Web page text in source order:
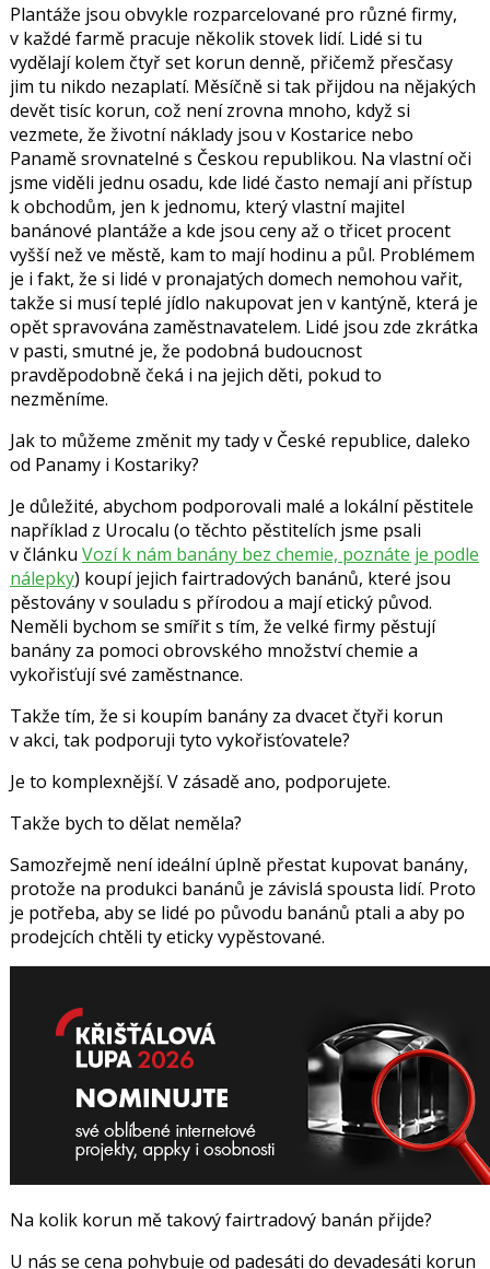
Plantáže jsou obvykle rozparcelované pro různé firmy,
v každé farmě pracuje několik stovek lidí. Lidé si tu
vydělají kolem čtyř set korun denně, přičemž přesčasy
jim tu nikdo nezaplatí. Měsíčně si tak přijdou na nějakých
devět tisíc korun, což není zrovna mnoho, když si
vezmete, že životní náklady jsou v Kostarice nebo
Panamě srovnatelné s Českou republikou. Na vlastní oči
jsme viděli jednu osadu, kde lidé často nemají ani přístup
k obchodům, jen k jednomu, který vlastní majitel
banánové plantáže a kde jsou ceny až o třicet procent
vyšší než ve městě, kam to mají hodinu a půl. Problémem
je i fakt, že si lidé v pronajatých domech nemohou vařit,
takže si musí teplé jídlo nakupovat jen v kantýně, která je
opět spravována zaměstnavatelem. Lidé jsou zde zkrátka
v pasti, smutné je, že podobná budoucnost
pravděpodobně čeká i na jejich děti, pokud to
nezměníme.
Jak to můžeme změnit my tady v České republice, daleko
od Panamy i Kostariky?
Je důležité, abychom podporovali malé a lokální pěstitele
například z Urocalu (o těchto pěstitelích jsme psali
v článku Vozí k nám banány bez chemie, poznáte je podle
nálepky) koupí jejich fairtradových banánů, které jsou
pěstovány v souladu s přírodou a mají etický původ.
Neměli bychom se smířit s tím, že velké firmy pěstují
banány za pomoci obrovského množství chemie a
vykořisťují své zaměstnance.
Takže tím, že si koupím banány za dvacet čtyři korun
v akci, tak podporuji tyto vykořisťovatele?
Je to komplexnější. V zásadě ano, podporujete.
Takže bych to dělat neměla?
Samozřejmě není ideální úplně přestat kupovat banány,
protože na produkci banánů je závislá spousta lidí. Proto
je potřeba, aby se lidé po původu banánů ptali a aby po
prodejcích chtěli ty eticky vypěstované.
Na kolik korun mě takový fairtradový banán přijde?
U nás se cena pohybuje od padesáti do devadesáti korun